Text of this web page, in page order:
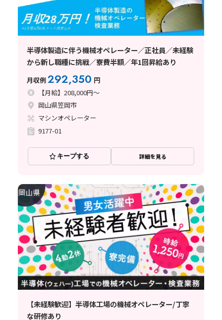
半導体製造に伴う機械オペレーター／正社員／未経験
から新し職種に挑戦／寮費半額／年1回昇給あり
月収例292,350 円
【月給】208,000円～
岡山県笠岡市
マシンオペレーター
9177-01
キープする 詳細を見る
【未経験歓迎】半導体工場の機械オペレーター/丁寧
な研修あり